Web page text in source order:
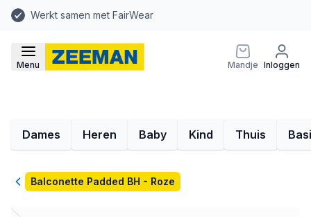
Werkt samen met FairWear
Menu Mandje Inloggen
Dames Heren Baby Kind Thuis
TerugBalconette Padded BH - Roze